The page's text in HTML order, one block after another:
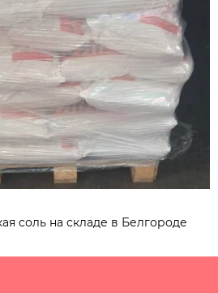
соль на складе в Белгороде